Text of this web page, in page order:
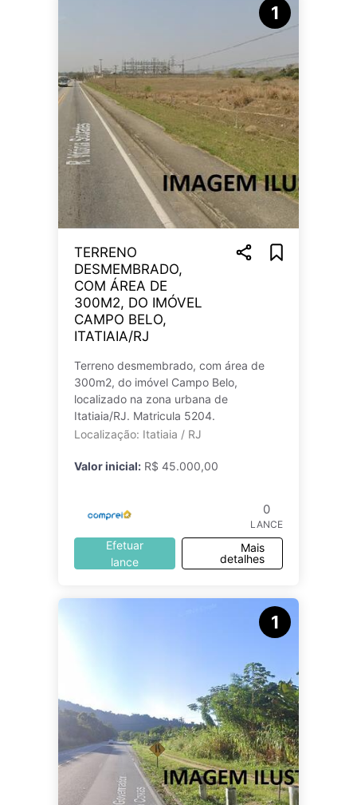
1
TERRENO
DESMEMBRADO,
COM ÁREA DE
300M2, DO IMÓVEL
CAMPO BELO,
ITATIAIA/RJ
Terreno desmembrado, com área de
300m2, do imóvel Campo Belo,
localizado na zona urbana de
Itatiaia/RJ. Matricula 5204.
Localização: Itatiaia / RJ
Valor inicial: R$ 45.000,00
0
LANCE
Efetuar
lance
Mais
detalhes
1